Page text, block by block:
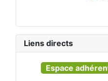
Liens directs
Espace